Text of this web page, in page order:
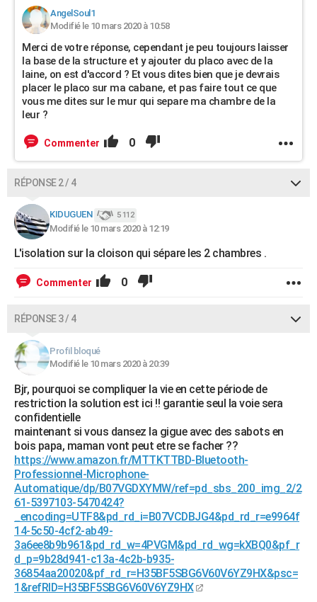
AngelSoul1
Modifié le 10 mars 2020 à 10:58
Merci de votre réponse, cependant je peu toujours laisser
la base de la structure et y ajouter du placo avec de la
laine, on est d'accord ? Et vous dites bien que je devrais
placer le placo sur ma cabane, et pas faire tout ce que
vous me dites sur le mur qui separe ma chambre de la
leur ?
Commenter 0
RÉPONSE 2 / 4
KIDUGUEN 5 112
Modifié le 10 mars 2020 à 12:19
L'isolation sur la cloison qui sépare les 2 chambres .
Commenter 0
RÉPONSE 3 / 4
Profil bloqué
Modifié le 10 mars 2020 à 20:39
Bjr, pourquoi se compliquer la vie en cette période de
restriction la solution est ici !! garantie seul la voie sera
confidentielle
maintenant si vous dansez la gigue avec des sabots en
bois papa, maman vont peut etre se facher ??
https://www.amazon.fr/MTTKTTBD-Bluetooth-
Professionnel-Microphone-
Automatique/dp/B07VGDXYMW/ref=pd_sbs_200_img_2/2
61-5397103-5470424?
_encoding=UTF8&pd_rd_i=B07VCDBJG4&pd_rd_r=e9964f
14-5c50-4cf2-ab49-
3a6ee8b9b961&pd_rd_w=4PVGM&pd_rd_wg=kXBQ0&pf_r
d_p=9b28d941-c13a-4c2b-b935-
36854aa20020&pf_rd_r=H35BF5SBG6V60V6YZ9HX&psc=
1&refRID=H35BF5SBG6V60V6YZ9HX